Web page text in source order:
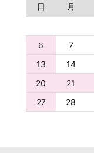
日
月
6
7
13
14
20
21
27
28